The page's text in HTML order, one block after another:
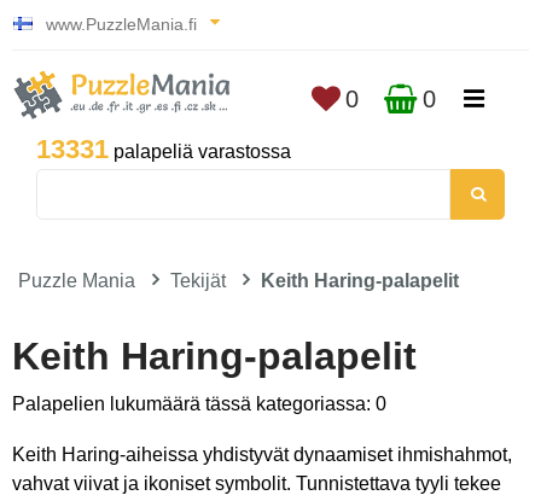
www.PuzzleMania.fi
13331 palapeliä varastossa
0 0
Puzzle Mania Tekijät Keith Haring-palapelit
Keith Haring-palapelit
Palapelien lukumäärä tässä kategoriassa: 0
Keith Haring-aiheissa yhdistyvät dynaamiset ihmishahmot,
vahvat viivat ja ikoniset symbolit. Tunnistettava tyyli tekee